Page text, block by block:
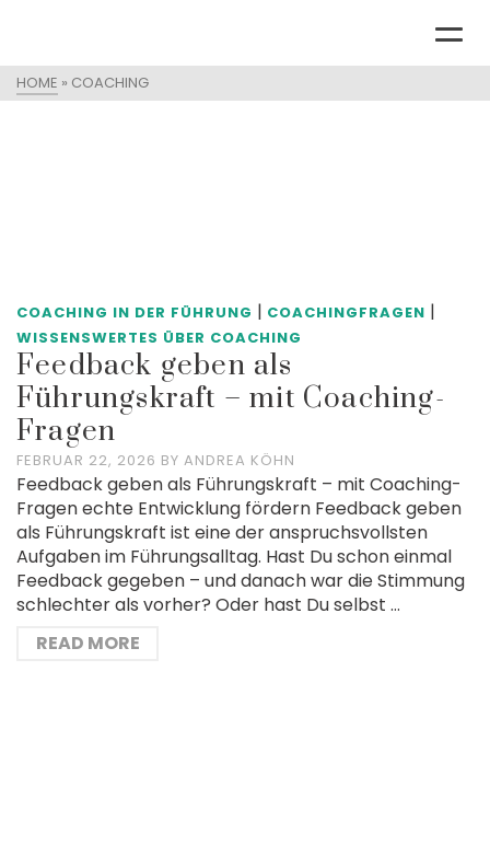
HOME » COACHING
COACHING IN DER FÜHRUNG | COACHINGFRAGEN |
WISSENSWERTES ÜBER COACHING
Feedback geben als
Führungskraft – mit Coaching-
Fragen
FEBRUAR 22, 2026 BY ANDREA KÖHN
Feedback geben als Führungskraft – mit Coaching-
Fragen echte Entwicklung fördern Feedback geben
als Führungskraft ist eine der anspruchsvollsten
Aufgaben im Führungsalltag. Hast Du schon einmal
Feedback gegeben – und danach war die Stimmung
schlechter als vorher? Oder hast Du selbst …
READ MORE